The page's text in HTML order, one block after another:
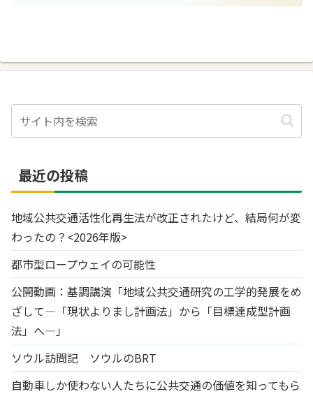
最近の投稿
地域公共交通活性化再生法が改正されたけど、結局何が変
わったの？<2026年版>
都市型ロープウェイの可能性
公開動画：基調講演「地域公共交通研究の工学的発展をめ
ざして―「現状よりまし計画法」から「目標達成型計画
法」へ―」
ソウル訪問記 ソウルのBRT
自動車しか使わない人たちに公共交通の価値を知ってもら